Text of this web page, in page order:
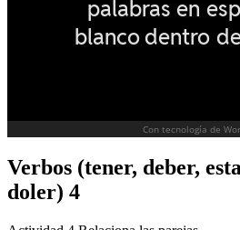
Verbos (tener, deber,
doler) 4